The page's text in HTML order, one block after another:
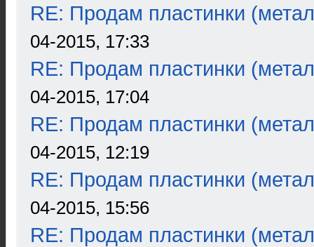
RE: Продам пластинки
04-2015, 17:33
RE: Продам пластинки
04-2015, 17:04
RE: Продам пластинки
04-2015, 12:19
RE: Продам пластинки
04-2015, 15:56
RE: Продам пластинки